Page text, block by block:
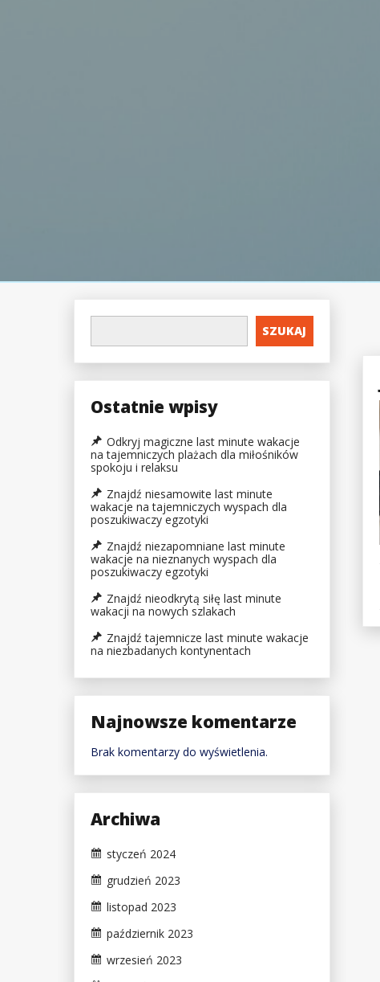
SZUKAJ
Ostatnie wpisy
Odkryj magiczne last minute wakacje
na tajemniczych plażach dla miłośników
spokoju i relaksu
Znajdź niesamowite last minute
wakacje na tajemniczych wyspach dla
poszukiwaczy egzotyki
Znajdź niezapomniane last minute
wakacje na nieznanych wyspach dla
poszukiwaczy egzotyki
Znajdź nieodkrytą siłę last minute
wakacji na nowych szlakach
Znajdź tajemnicze last minute wakacje
na niezbadanych kontynentach
Najnowsze komentarze
Brak komentarzy do wyświetlenia.
Archiwa
styczeń 2024
grudzień 2023
listopad 2023
październik 2023
wrzesień 2023